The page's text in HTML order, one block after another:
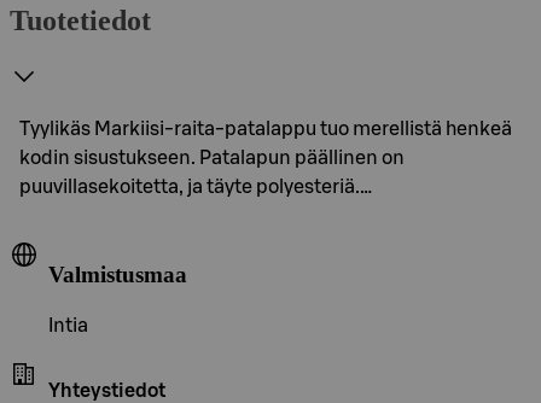
Tuotetiedot
Tyylikäs Markiisi-raita-patalappu tuo merellistä henkeä
kodin sisustukseen. Patalapun päällinen on
puuvillasekoitetta, ja täyte polyesteriä.…
Valmistusmaa
Intia
Yhteystiedot